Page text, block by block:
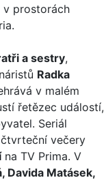
v prostorách
a sestry,
Radka
v malém
řetězec událostí,
Seriál
večery
na TV Prima. V
Davida Matásek,